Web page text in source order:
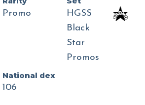
Promo
HGSS
Black
Star
Promos
National dex
106